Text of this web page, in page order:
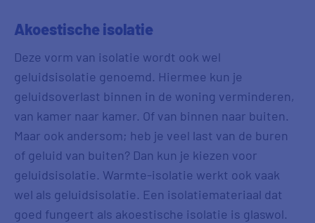
Akoestische isolatie
Deze vorm van isolatie wordt ook wel
geluidsisolatie genoemd. Hiermee kun je
geluidsoverlast binnen in de woning verminderen,
van kamer naar kamer. Of van binnen naar buiten.
Maar ook andersom; heb je veel last van de buren
of geluid van buiten? Dan kun je kiezen voor
geluidsisolatie. Warmte-isolatie werkt ook vaak
wel als geluidsisolatie. Een isolatiemateriaal dat
goed fungeert als akoestische isolatie is glaswol.